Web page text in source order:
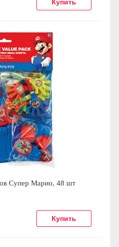
Супер Марио, 48 шт